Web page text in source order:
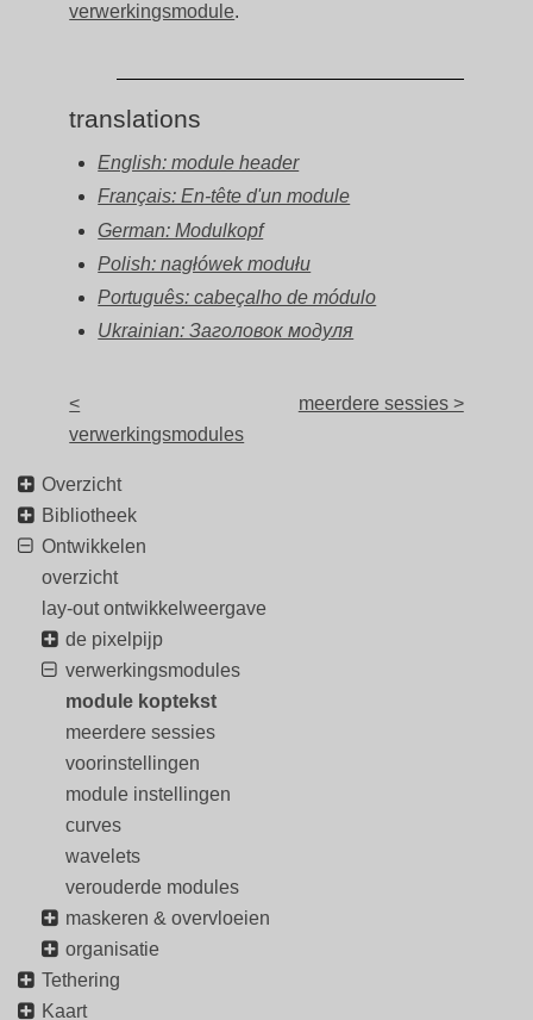
verwerkingsmodule.
translations
English: module header
Français: En-tête d'un module
German: Modulkopf
Polish: nagłówek modułu
Português: cabeçalho de módulo
Ukrainian: Заголовок модуля
<
verwerkingsmodules
meerdere sessies >
Overzicht
Bibliotheek
Ontwikkelen
overzicht
lay-out ontwikkelweergave
de pixelpijp
verwerkingsmodules
module koptekst
meerdere sessies
voorinstellingen
module instellingen
curves
wavelets
verouderde modules
maskeren & overvloeien
organisatie
Tethering
Kaart